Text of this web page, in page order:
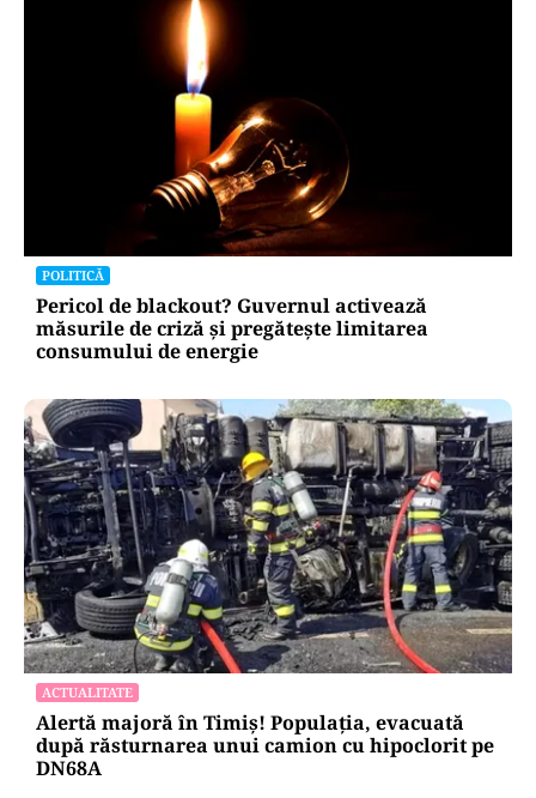
POLITICĂ
Pericol de blackout? Guvernul activează
măsurile de criză și pregătește limitarea
consumului de energie
ACTUALITATE
Alertă majoră în Timiș! Populația, evacuată
după răsturnarea unui camion cu hipoclorit pe
DN68A